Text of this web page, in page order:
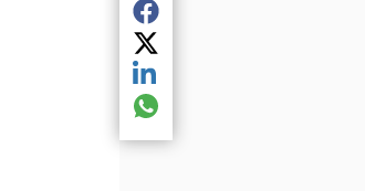
Compartir el artículo actual
Compartir el artículo actual
Compartir el artículo actual
Compartir el artículo actual